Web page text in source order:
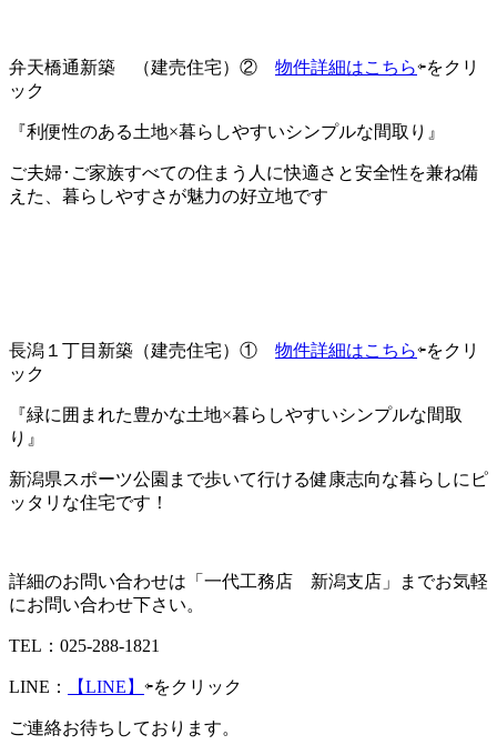
弁天橋通新築 （建売住宅）② 物件詳細はこちら⇦をクリ
ック
『利便性のある土地×暮らしやすいシンプルな間取り』
ご夫婦･ご家族すべての住まう人に快適さと安全性を兼ね備
えた、暮らしやすさが魅力の好立地です
長潟１丁目新築（建売住宅）① 物件詳細はこちら⇦をクリ
ック
『緑に囲まれた豊かな土地×暮らしやすいシンプルな間取
り』
新潟県スポーツ公園まで歩いて行ける健康志向な暮らしにピ
ッタリな住宅です！
詳細のお問い合わせは「一代工務店 新潟支店」までお気軽
にお問い合わせ下さい。
TEL：025-288-1821
LINE： 【LINE】 ⇦をクリック
ご連絡お待ちしております。